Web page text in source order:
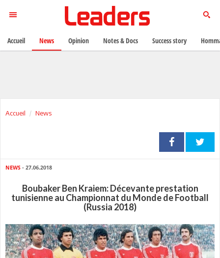
Accueil News
NEWS - 27.06.2018
Boubaker Ben Kraiem: Décevante prestation
tunisienne au Championnat du Monde de Football
(Russia 2018)
Accueil News Opinion Notes & Docs Success story